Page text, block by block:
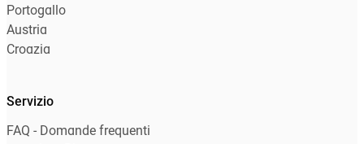
Portogallo
Austria
Croazia
Servizio
FAQ - Domande frequenti